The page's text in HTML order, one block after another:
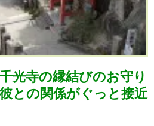
光寺の縁結びのお守り
との関係がぐっと接近